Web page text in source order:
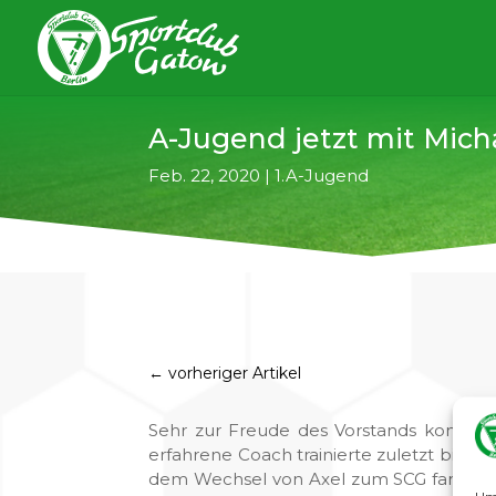
A-Jugend jetzt mit
Feb. 22, 2020 |1.A-Jugend
←vorheriger Artikel
Sehr zur Freude des Vorstands
erfahrene Coach trainierte zuletzt bis
dem Wechsel von Axel zum SCG fand